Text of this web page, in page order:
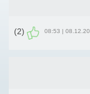
08.12.20 | 08:53
(2)